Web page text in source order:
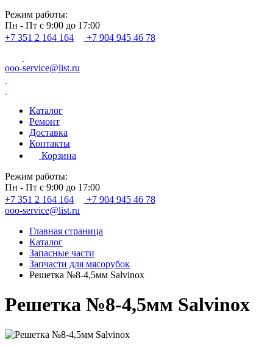
Режим работы:
Пн - Пт с 9:00 до 17:00
+7 351 2 164 164
+7 904 945 46 78
ooo-service@list.ru
Каталог
Ремонт
Доставка
Контакты
Корзина
Режим работы:
Пн - Пт с 9:00 до 17:00
+7 351 2 164 164
+7 904 945 46 78
ooo-service@list.ru
Главная страница
Каталог
Запасные части
Запчасти для мясорубок
Решетка №8-4,5мм Salvinox
Решетка №8-4,5мм Salvinox